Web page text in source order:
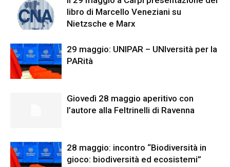
libro di Marcello Veneziani su
Nietzsche e Marx
29 maggio: UNIPAR – UNIversità per la
PARità
Giovedì 28 maggio aperitivo con
l’autore alla Feltrinelli di Ravenna
28 maggio: incontro “Biodiversità in
gioco: biodiversità ed ecosistemi”